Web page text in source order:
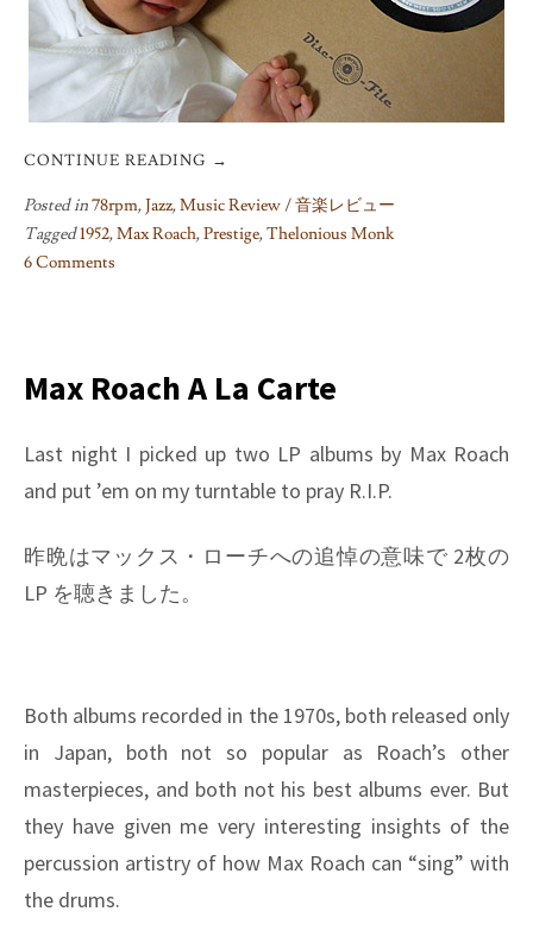
CONTINUE READING →
Posted in78rpm,Jazz,Music Review / 音楽レビュー
Tagged1952,Max Roach,Prestige,Thelonious Monk
6 Comments
/
Thelonious
Max Roach A La Carte
Last night I picked up two LP albums by Max Roach
and put ’em on my turntable to pray R.I.P.
昨晩はマックス・ローチへの追悼の意味で 2枚の
LP を聴きました。
Both albums recorded in the 1970s, both released only
in Japan, both not so popular as Roach’s other
masterpieces, and both not his best albums ever. But
they have given me very interesting insights of the
percussion artistry of how Max Roach can “sing” with
the drums.